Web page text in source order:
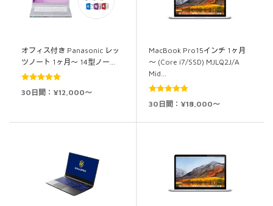
オフィス付き Panasonic レッ
ツノート 1ヶ月～ 14型ノー…
5段階中 5.00
30日間：¥12,000～
MacBook Pro15インチ 1ヶ月
～ (Core i7/SSD) MJLQ2J/A
Mid…
5段階中 5.00
30日間：¥18,000～